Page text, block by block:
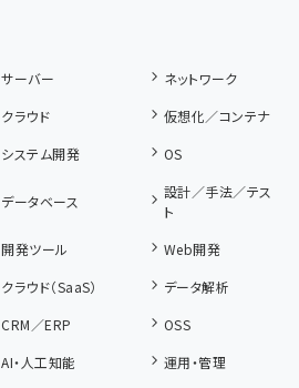
サーバー
ネットワーク
クラウド
仮想化／コンテナ
システム開発 OS
データベース
設計／手法／テス
ト
開発ツール
Web開発
クラウド（SaaS）
データ解析
CRM／ERP
OSS
AI・人工知能
運用・管理